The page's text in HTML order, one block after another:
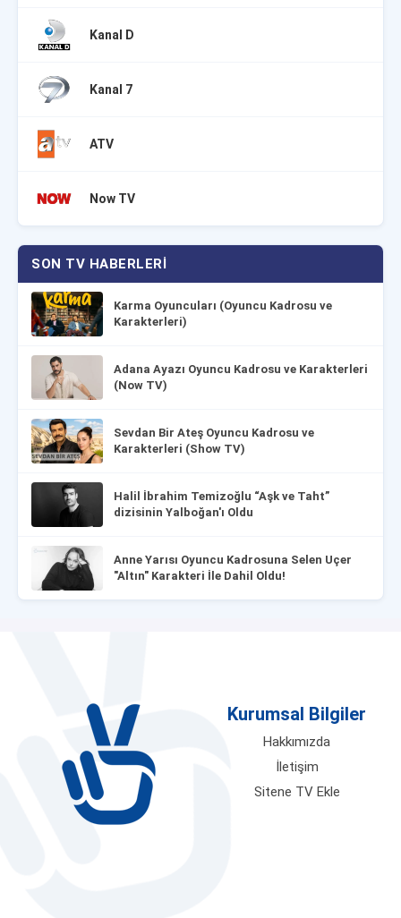
Kanal D
Kanal 7
ATV
Now TV
SON TV HABERLERI
Karma Oyuncuları (Oyuncu Kadrosu ve
Karakterleri)
Adana Ayazı Oyuncu Kadrosu ve Karakterleri
(Now TV)
Sevdan Bir Ateş Oyuncu Kadrosu ve
Karakterleri (Show TV)
Halil İbrahim Temizoğlu “Aşk ve Taht”
dizisinin Yalboğan'ı Oldu
Anne Yarısı Oyuncu Kadrosuna Selen Uçer
"Altın" Karakteri İle Dahil Oldu!
Kurumsal Bilgiler
Hakkımızda
İletişim
Sitene TV Ekle